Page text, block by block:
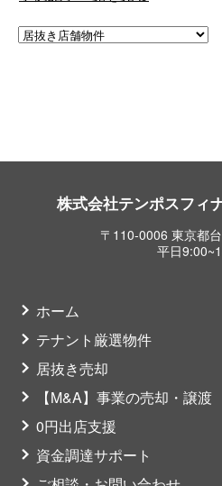
株式会社テンポスフィ
〒110-0006 東京都
平日
ホーム
テナント厳選物件
居抜き売却
【M&A】事業の売却・譲渡
0円出店支援
資金調達サポート